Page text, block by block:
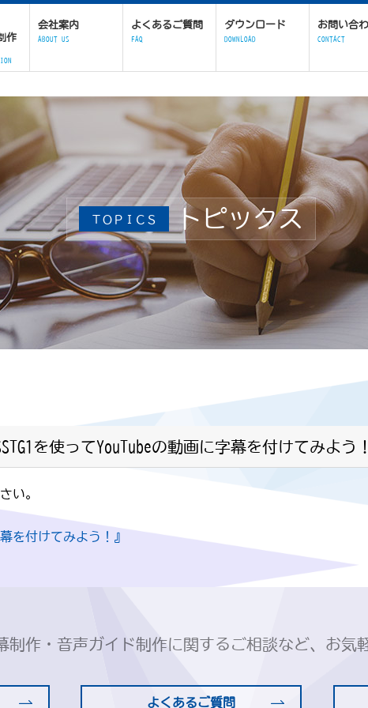
作
会社案内
ABOUT US
よくあるご質問
FAQ
ダウンロード
DOWNLOAD
お問い合
CONTACT
ＴＯＰＩＣＳ トピックス
を使ってYouTubeの動画に字幕を付けてみよう
い。
を付けてみよう！』
制作・音声ガイド制作に関するご相談など、お気
よくあるご質問